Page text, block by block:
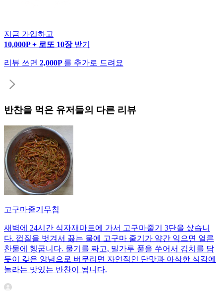
지금 가입하고
10,000P + 로또 10장 받기
리뷰 쓰면 2,000P 를 추가로 드려요
반찬을 먹은 유저들의 다른 리뷰
고구마줄기무침
새벽에 24시간 식자재마트에 가서 고구마줄기 3단을 샀습니
다. 껍질을 벗겨서 끓는 물에 고구마 줄기가 약간 익으면 얼른
찬물에 헹굽니다. 물기를 짜고, 밀가루 풀을 쑤어서 김치를 담
듯이 갖은 양념으로 버무리면 자연적인 단맛과 아삭한 식감에
놀라는 맛있는 반찬이 됩니다.